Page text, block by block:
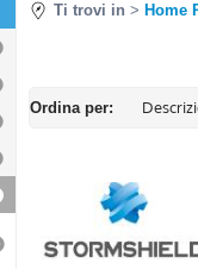
Ti trovi in Home
Ordina per: